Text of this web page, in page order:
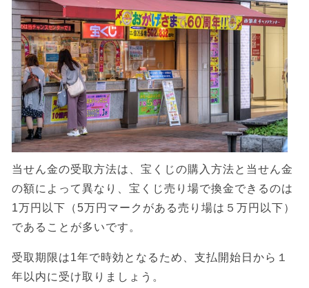
当せん金の受取方法は、宝くじの購入方法と当せん金
の額によって異なり、宝くじ売り場で換金できるのは
1万円以下（5万円マークがある売り場は５万円以下）
であることが多いです。
受取期限は1年で時効となるため、支払開始日から１
年以内に受け取りましょう。